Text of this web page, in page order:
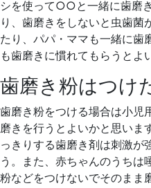
シを使って○○と一緒に歯磨
り、歯磨きをしないと虫歯菌
たり、パパ・ママも一緒に歯
も歯磨きに慣れてもらうとよ
歯磨き粉はつけ
歯磨き粉をつける場合は小児
磨きを行うとよいかと思いま
っきりする歯磨き剤は刺激が
う。また、赤ちゃんのうちは
粉などをつけないでそのまま